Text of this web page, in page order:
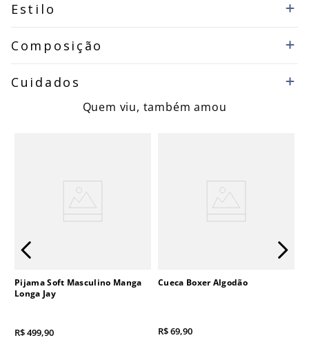
Estilo
Composição
Cuidados
Quem viu, também amou
Pijama Soft Masculino Manga
Longa Jay
R$499,90
Cueca Boxer Algodão
R$69,90